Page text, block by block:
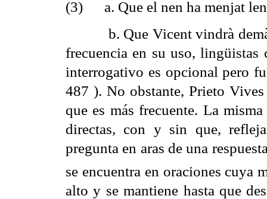
(3) a. Que el nen ha menjat
b. Que Vicent vindrà demà?
frecuencia en su uso, lingüistas
interrogativo es opcional pero
487 ). No obstante, Prieto
que es más frecuente. La
directas, con y sin que,
pregunta en aras de una
se encuentra en oraciones cuya
alto y se mantiene hasta que